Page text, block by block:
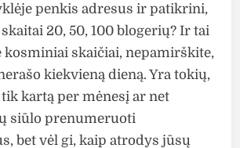
penkis adresus ir patikrini,
20, 50, 100 blogerių? Ir tai
kosminiai skaičiai, nepamirškite,
kiekvieną dieną. Yra tokių,
kartą per mėnesį ar net
siūlo prenumeruoti
bet vėl gi, kaip atrodys jūsų